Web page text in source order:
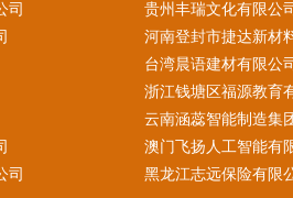
司
贵州丰瑞文化有限公司
河南登封市捷达新材
台湾晨语建材有限公司
浙江钱塘区福源教育
云南涵蕊智能制造集
澳门飞扬人工智能有
司
黑龙江志远保险有限